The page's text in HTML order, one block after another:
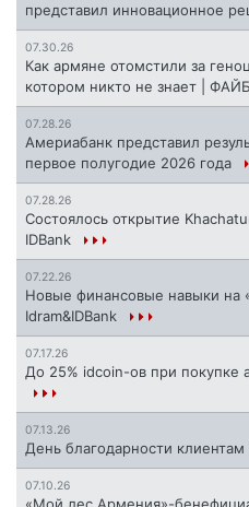
представил инновационное
07.30.26
Как армяне отомстили за
котором никто не знает | ФАЙБ
07.28.26
Америабанк представил
первое полугодие 2026 года
07.28.26
Состоялось открытие
IDBank
07.22.26
Новые финансовые навыки на
Idram&IDBank
07.17.26
До 25% idcoin-ов при покупке
07.13.26
День благодарности клиентам
07.10.26